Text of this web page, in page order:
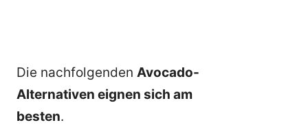
Die nachfolgenden Avocado-
Alternativen eignen sich am
besten.